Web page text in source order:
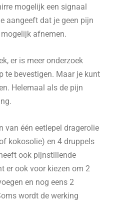
mogelijk een signaal
aangeeft dat je geen pijn
afnemen.
er is meer onderzoek
te bevestigen. Maar je kunt
Helemaal als de pijn
van één eetlepel dragerolie
kokosolie) en 4 druppels
ook pijnstillende
er ook voor kiezen om 2
en nog eens 2
wordt de werking